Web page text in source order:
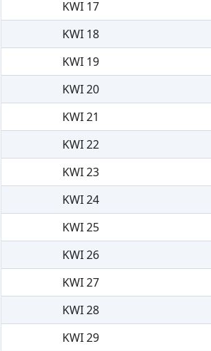
KWI 17
KWI 18
KWI 19
KWI 20
KWI 21
KWI 22
KWI 23
KWI 24
KWI 25
KWI 26
KWI 27
KWI 28
KWI 29